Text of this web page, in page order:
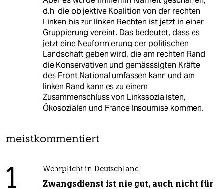
d.h. die obljektive Koalition von der rechten
Linken bis zur linken Rechten ist jetzt in einer
Gruppierung vereint. Das bedeutet, dass es
jetzt eine Neuformierung der politischen
Landschaft geben wird, die am rechten Rand
die Konservativen und gemässsigten Kräfte
des Front National umfassen kann und am
linken Rand kann es zu einem
Zusammenschluss von Linkssozialisten,
Ökosozialen und France Insoumise kommen.
meistkommentiert
1 Wehrplicht in Deutschland
Zwangsdienst ist nie gut, auch nicht für